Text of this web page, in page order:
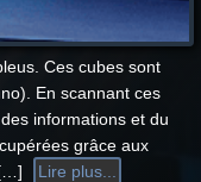
Ces cubes sont
En scannant ces
informations et du
grâce aux
Lire plus...